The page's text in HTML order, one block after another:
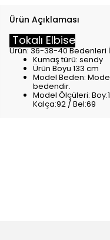
Ürün Açıklaması
Tokalı Elbise
Ürün: 36-38-40 Bedenleri
Kumaş türü: sendy
Ürün Boyu 133 cm
Model Beden:
bedendir.
Model Ölçüleri:
Kalça:92 / Bel:69